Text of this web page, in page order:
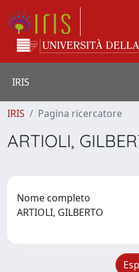
IRIS
IRIS Pagina ricercatore
ARTIOLI,
Nome completo
ARTIOLI, GILBERTO